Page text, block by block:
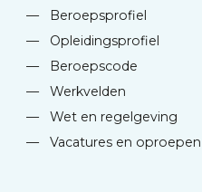
—
Beroepsprofiel
—
Opleidingsprofiel
—
Beroepscode
—
Werkvelden
—
Wet en regelgeving
—
Vacatures en oproepen